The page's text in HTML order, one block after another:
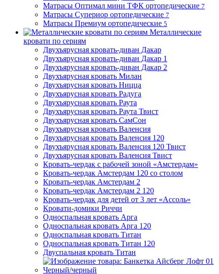
Матрасы Оптимал мини ТФК ортопедические 7
Матрасы Супериор ортопедические 7
Матрасы Премиум ортопедические 5
Металлические
кровати по сериям
Двухъярусная кровать-диван Дакар
Двухъярусная кровать-диван Дакар 1
Двухъярусная кровать-диван Дакар 2
Двухъярусная кровать Милан
Двухъярусная кровать Ницца
Двухъярусная кровать Радуга
Двухъярусная кровать Раута
Двухъярусная кровать Раута Твист
Двухъярусная кровать СамСон
Двухъярусная кровать Валенсия
Двухъярусная кровать Валенсия 120
Двухъярусная кровать Валенсия 120 Твист
Двухъярусная кровать Валенсия Твист
Кровать-чердак с рабочей зоной «Амстердам»
Кровать-чердак Амстердам 120 со столом
Кровать-чердак Амстердам 2
Кровать-чердак Амстердам 2 120
Кровать-чердак для детей от 3 лет «Ассоль»
Кровати-домики Риччи
Односпальная кровать Арга
Односпальная кровать Арга 120
Односпальная кровать Титан
Односпальная кровать Титан 120
Двуспальная кровать Титан